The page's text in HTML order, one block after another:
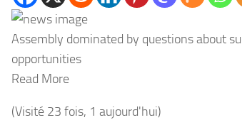
Assembly dominated by questions about
opportunities
Read More
(Visité 23 fois, 1 aujourd'hui)